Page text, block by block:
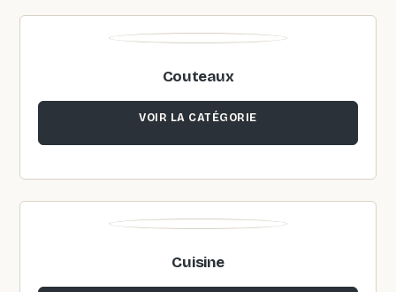
Couteaux
VOIR LA CATÉGORIE
Cuisine